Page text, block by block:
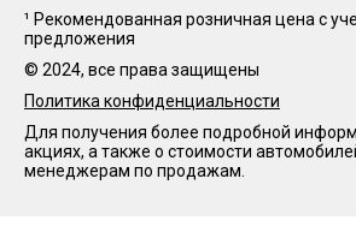
¹ Рекомендованная розничная цена с
предложения
© 2024, все права защищены
Политика конфиденциальности
Для получения более подробной
акциях, а также о стоимости
менеджерам по продажам.